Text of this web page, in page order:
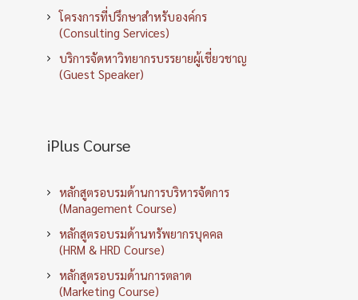
โครงการที่ปรึกษาสำหรับองค์กร
(Consulting Services)
บริการจัดหาวิทยากรบรรยายผู้เชี่ยวชาญ
(Guest Speaker)
iPlus Course
หลักสูตรอบรมด้านการบริหารจัดการ
(Management Course)
หลักสูตรอบรมด้านทรัพยากรบุคคล
(HRM & HRD Course)
หลักสูตรอบรมด้านการตลาด
(Marketing Course)